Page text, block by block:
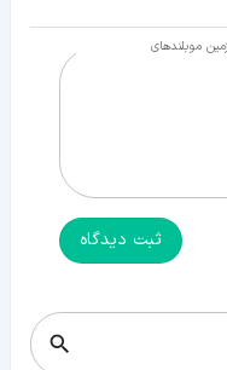
موبلندهای
ثبت دیدگاه